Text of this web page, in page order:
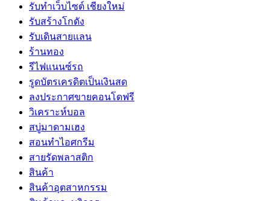
รับทำเว็บไซต์ เชียงใหม่
รับสร้างโกดัง
รับเดินสายแลน
ร้านทอง
รีไฟแนนซ์รถ
รูดบัตรเครดิตเป็นเงินสด
ลงประกาศขายคอนโดฟรี
วิเคราะห์บอล
สบู่มาดามเฮง
สอนทำไอศกรีม
สายรัดพลาสติก
สินค้า
สินค้าอุตสาหกรรม